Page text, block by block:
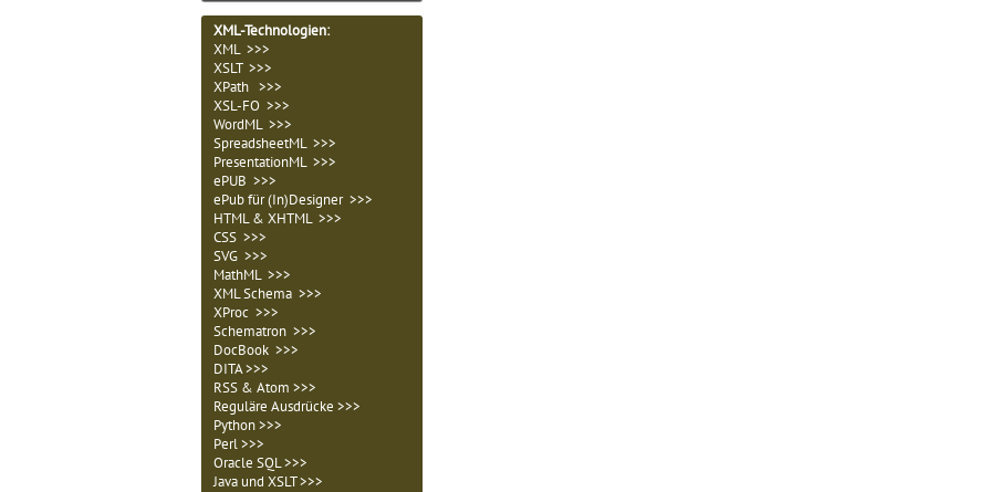
XML-Technologien:
XML >>>
XSLT >>>
XPath >>>
XSL-FO >>>
WordML >>>
SpreadsheetML >>>
PresentationML >>>
ePUB >>>
ePub für (In)Designer >>>
HTML & XHTML >>>
CSS >>>
SVG >>>
MathML >>>
XML Schema >>>
XProc >>>
Schematron >>>
DocBook >>>
DITA >>>
RSS & Atom >>>
Reguläre Ausdrücke >>>
Python >>>
Perl >>>
Oracle SQL >>>
Java und XSLT >>>